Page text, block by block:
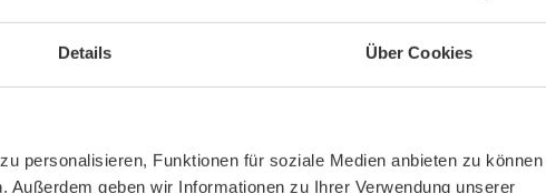
Details Über Cookies
personalisieren, Funktionen für soziale Medien anbieten zu können
geben wir Informationen zu Ihrer Verwendung unserer